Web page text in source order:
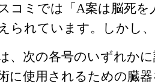
コミでは「A案は脳死を
られています。しかし
、次の各号のいずれか
に使用されるための臓